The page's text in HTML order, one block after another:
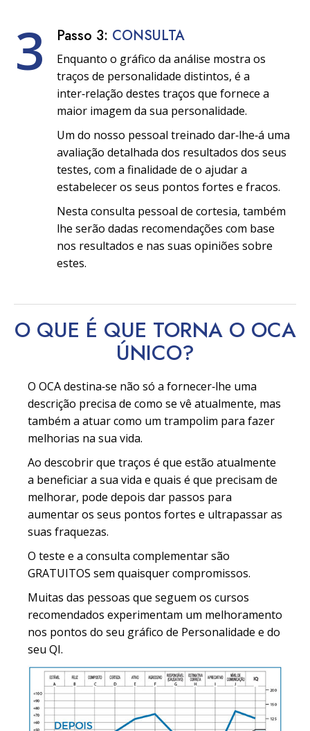
3 Passo 3: CONSULTA
Enquanto o gráfico da análise mostra os
traços de personalidade distintos, é a
inter‑relação destes traços que fornece a
maior imagem da sua personalidade.
Um do nosso pessoal treinado dar‑lhe‑á uma
avaliação detalhada dos resultados dos seus
testes, com a finalidade de o ajudar a
estabelecer os seus pontos fortes e fracos.
Nesta consulta pessoal de cortesia, também
lhe serão dadas recomendações com base
nos resultados e nas suas opiniões sobre
estes.
O QUE É QUE TORNA O OCA
ÚNICO?
O OCA destina‑se não só a fornecer‑lhe uma
descrição precisa de como se vê atualmente, mas
também a atuar como um trampolim para fazer
melhorias na sua vida.
Ao descobrir que traços é que estão atualmente
a beneficiar a sua vida e quais é que precisam de
melhorar, pode depois dar passos para
aumentar os seus pontos fortes e ultrapassar as
suas fraquezas.
O teste e a consulta complementar são
GRATUITOS sem quaisquer compromissos.
Muitas das pessoas que seguem os cursos
recomendados experimentam um melhoramento
nos pontos do seu gráfico de Personalidade e do
seu QI.